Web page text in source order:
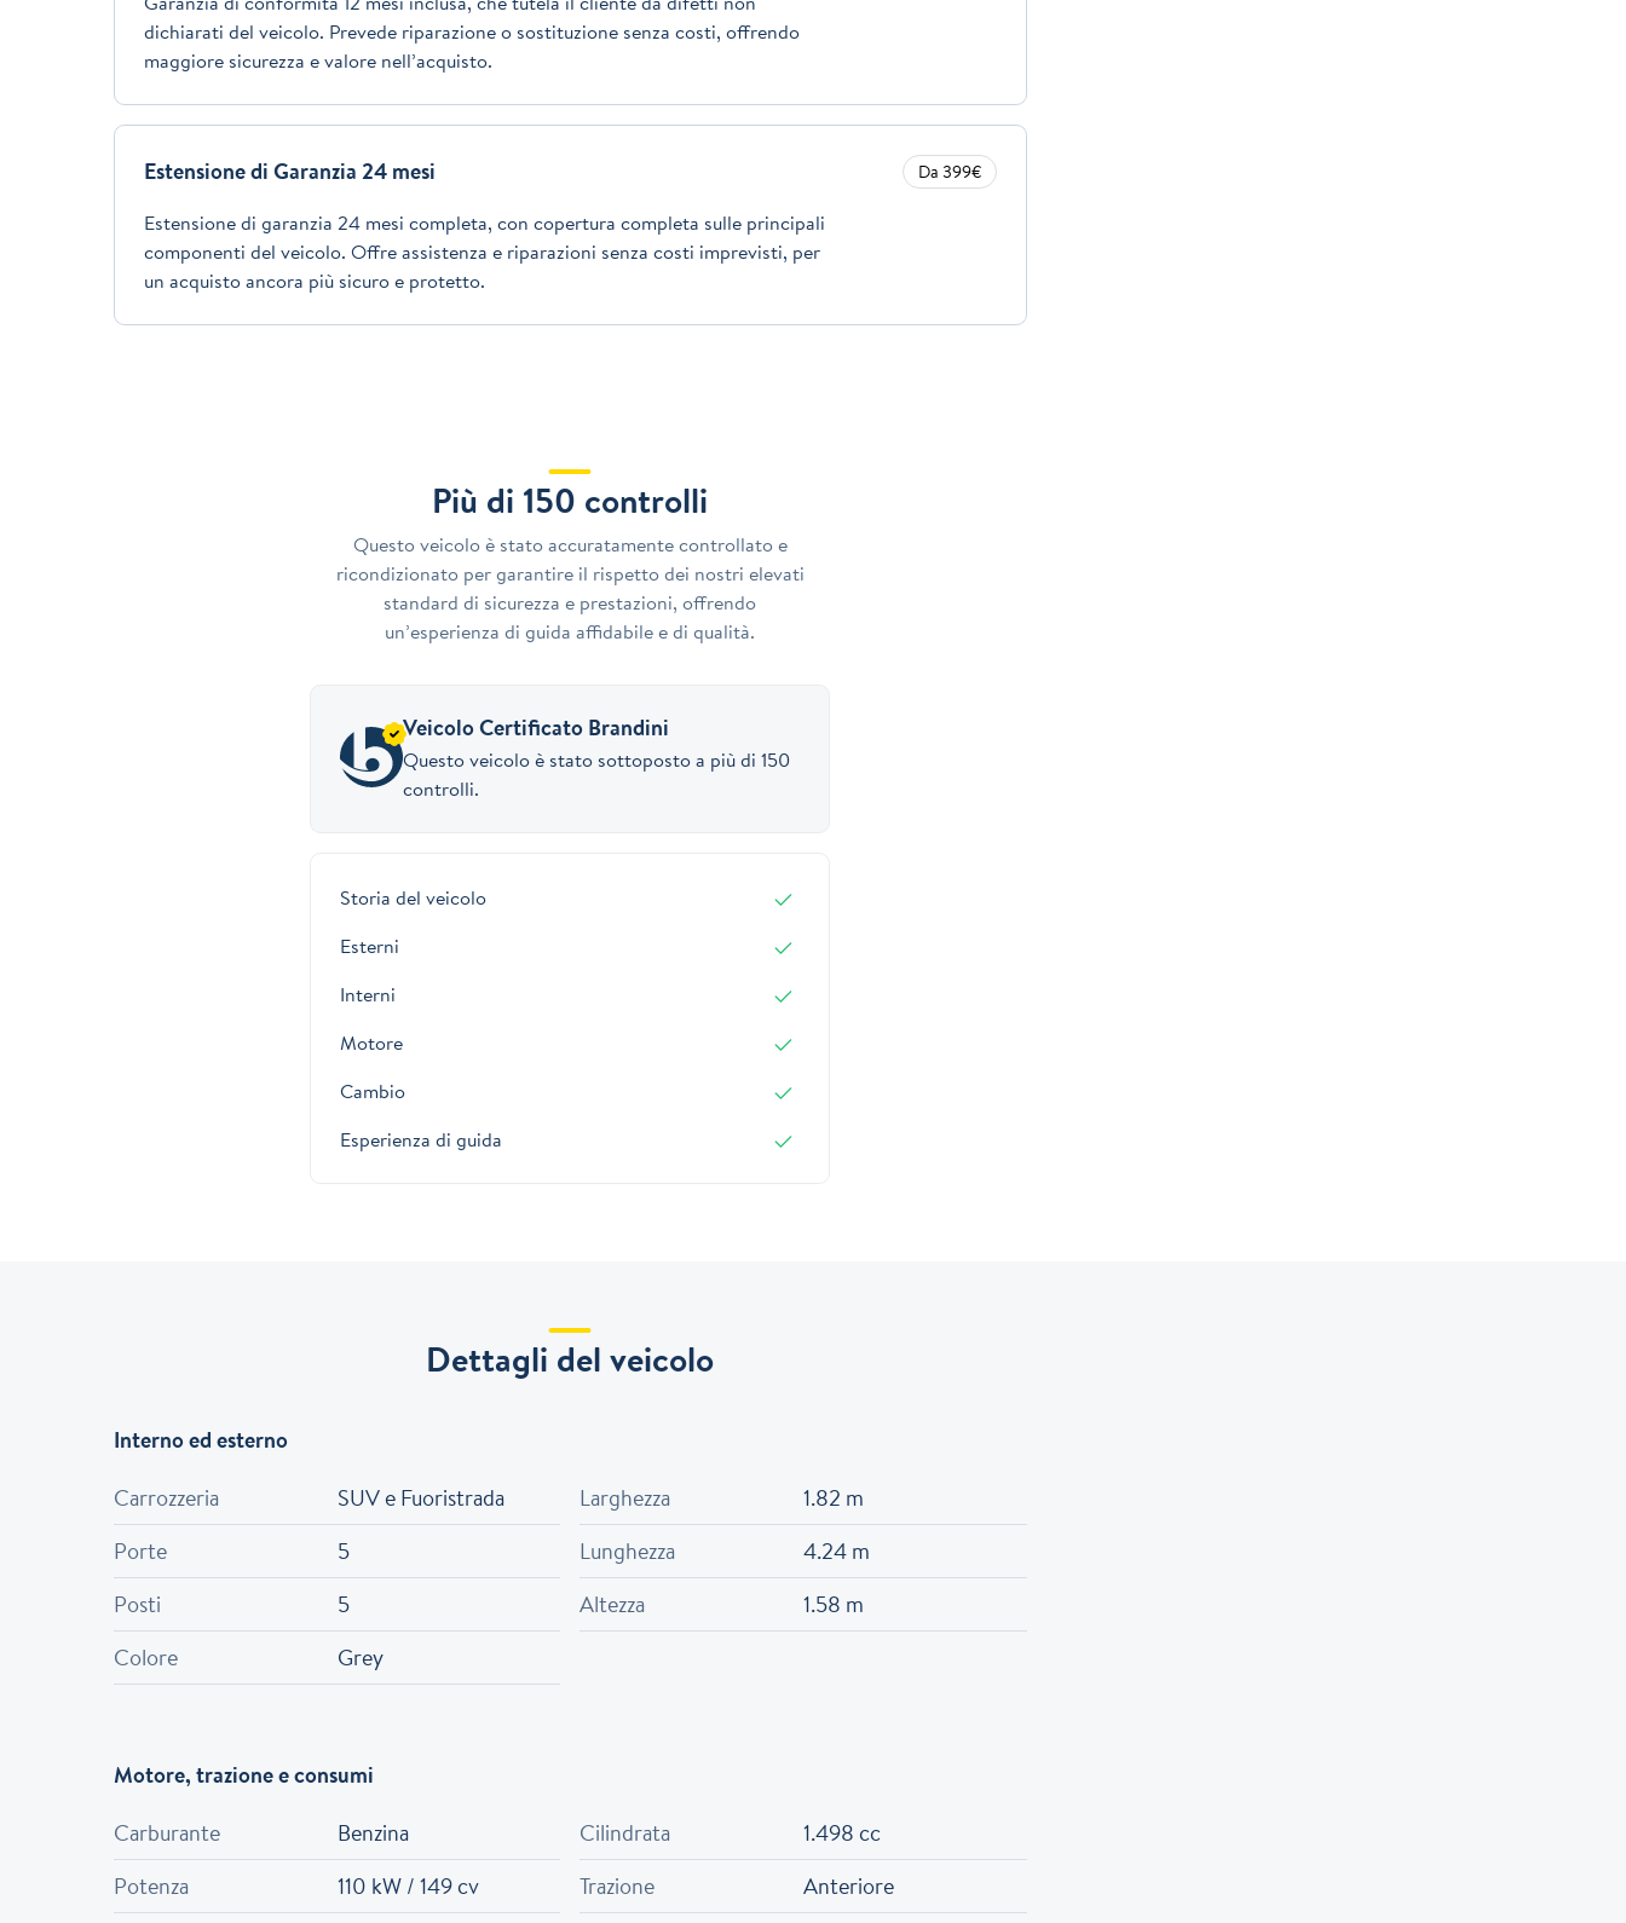
dichiarati del veicolo. Prevede riparazione o sostituzione senza costi, offrendo
maggiore sicurezza e valore nell’acquisto.
Estensione di Garanzia 24 mesi Da 399€
Estensione di garanzia 24 mesi completa, con copertura completa sulle principali
componenti del veicolo. Offre assistenza e riparazioni senza costi imprevisti, per
un acquisto ancora più sicuro e protetto.
Più di 150 controlli
Questo veicolo è stato accuratamente controllato e
ricondizionato per garantire il rispetto dei nostri elevati
standard di sicurezza e prestazioni, offrendo
un’esperienza di guida affidabile e di qualità.
Veicolo Certificato Brandini
Questo veicolo è stato sottoposto a più di 150
controlli.
Storia del veicolo
Esterni
Interni
Motore
Cambio
Esperienza di guida
Dettagli del veicolo
Interno ed esterno
Carrozzeria
SUV e Fuoristrada
Porte
5
Posti
5
Colore
Grey
Larghezza
1.82 m
Lunghezza
4.24 m
Altezza
1.58 m
Motore, trazione e consumi
Carburante
Benzina
Potenza
110 kW / 149 cv
Cilindrata
1.498 cc
Trazione
Anteriore